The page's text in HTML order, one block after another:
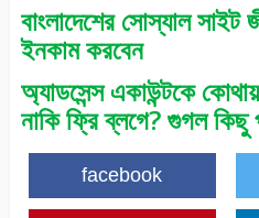
বাংলাদেশের সোস্যাল সাইট
ইনকাম করবেন
অ্যাডসেন্স একাউন্টকে
নাকি ফ্রি ব্লগে? গুগল
facebook